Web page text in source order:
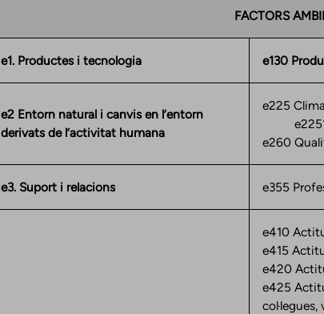
FACTORS
e1. Productes i tecnologia e130
e2 Entorn natural i canvis en l’entorn
derivats de l’activitat humana
e225 Clima
e2251
e260
e3. Suport i relacions e355
e410
e415
e420
e425